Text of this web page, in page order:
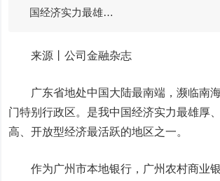
国经济实力最雄…
来源丨公司金融杂志
广东省地处中国大陆最南端，濒临南海
门特别行政区。是我中国经济实力最雄厚
高、开放型经济最活跃的地区之一。
作为广州市本地银行，广州农村商业银